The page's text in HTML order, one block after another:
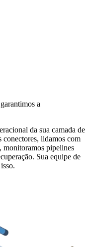
a
da sua camada de
conectores, lidamos com
monitoramos pipelines
Sua equipe de